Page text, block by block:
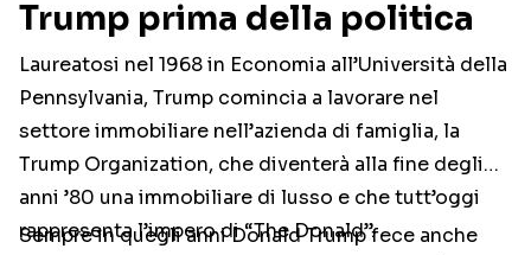
Trump prima della politica
Laureatosi nel 1968 in Economia all’Università della
Pennsylvania, Trump comincia a lavorare nel
settore immobiliare nell’azienda di famiglia, la
Trump Organization, che diventerà alla fine degli
anni ’80 una immobiliare di lusso e che tutt’oggi
rappresenta l’impero di “The Donald”.
Sempre in quegli anni Donald Trump fece anche